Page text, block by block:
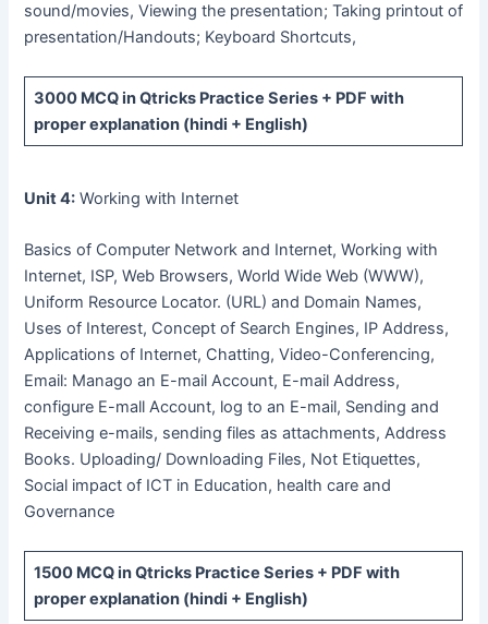
sound/movies, Viewing the presentation; Taking printout of
presentation/Handouts; Keyboard Shortcuts,
3000 MCQin Qtricks Practice Series + PDF with
proper explanation (hindi + English)
Unit 4: Working with Internet
Basics of Computer Network and Internet, Working with
Internet, ISP, Web Browsers, World Wide Web (WWW),
Uniform Resource Locator. (URL) and Domain Names,
Uses of Interest, Concept of Search Engines, IP Address,
Applications of Internet, Chatting, Video-Conferencing,
Email: Manago an E-mail Account, E-mail Address,
configure E-mall Account, log to an E-mail, Sending and
Receiving e-mails, sending files as attachments, Address
Books. Uploading/ Downloading Files, Not Etiquettes,
Social impact of ICT in Education, health care and
Governance
1500 MCQin Qtricks Practice Series + PDF with
proper explanation (hindi + English)